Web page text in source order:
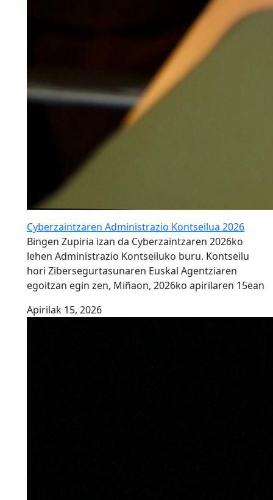
Cyberzaintzaren Administrazio Kontseilua 2026
Bingen Zupiria izan da Cyberzaintzaren 2026ko
lehen Administrazio Kontseiluko buru. Kontseilu
hori Zibersegurtasunaren Euskal Agentziaren
egoitzan egin zen, Miñaon, 2026ko apirilaren 15ean
Apirilak 15, 2026